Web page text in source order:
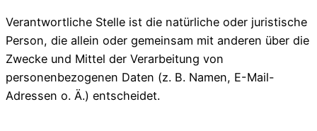
Verantwortliche Stelle ist die natürliche oder juristische
Person, die allein oder gemeinsam mit anderen über die
Zwecke und Mittel der Verarbeitung von
personenbezogenen Daten (z. B. Namen, E-Mail-
Adressen o. Ä.) entscheidet.